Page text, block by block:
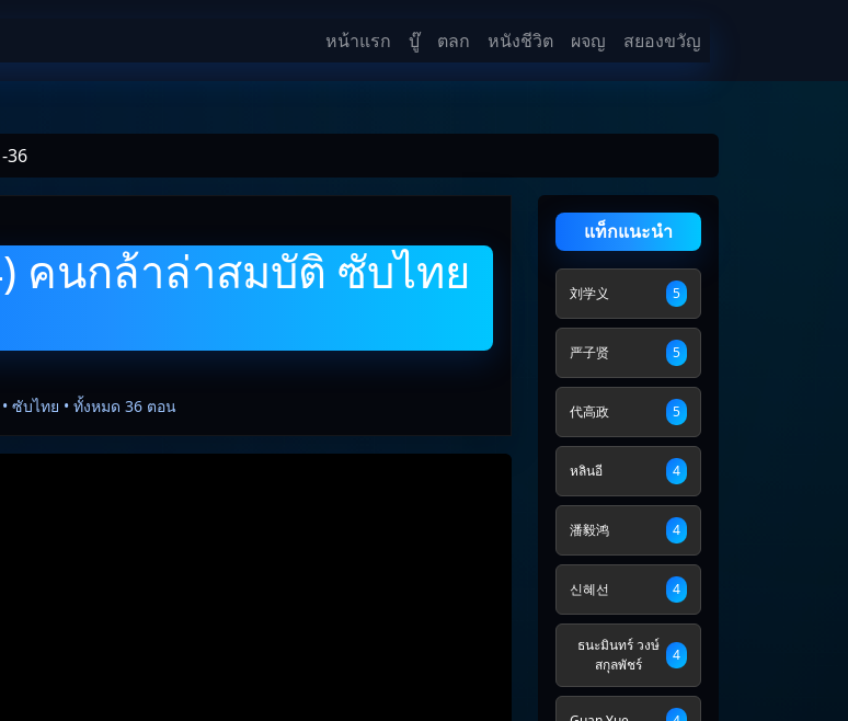
หน้าแรก บู๊ ตลก หนังชีวิต ผจญ สยองขวัญ
36
คนกล้าล่าสมบัติ ซับไทย
ซับไทย • ทั้งหมด 36 ตอน
แท็กแนะนำ
刘学义 5
严子贤 5
代高政 5
หลินอี 4
潘毅鸿 4
신혜선 4
ธนะมินทร์ วงษ์
สกุลพัชร์
4